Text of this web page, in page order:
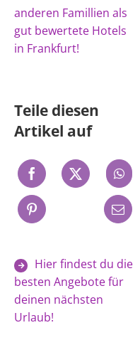
anderen Famillien als
gut bewertete Hotels
in Frankfurt!
Teile diesen
Artikel auf
Hier findest du die
besten Angebote für
deinen nächsten
Urlaub!